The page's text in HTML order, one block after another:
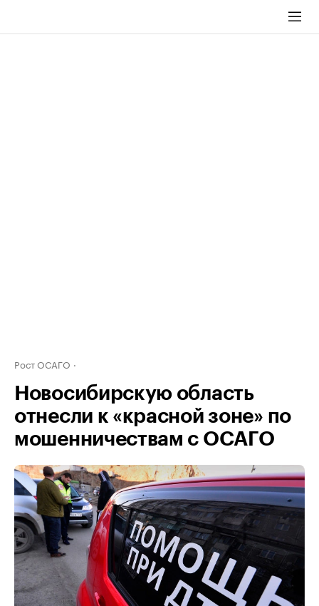
Рост ОСАГО
Новосибирскую область
отнесли к «красной зоне» по
мошенничествам с ОСАГО